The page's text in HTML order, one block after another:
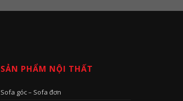
SẢN PHẨM NỘI THẤT
Sofa góc – Sofa đơn